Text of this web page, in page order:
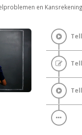
en Kansrekening